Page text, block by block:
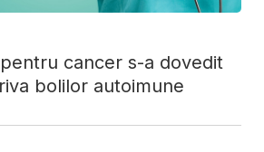
cancer s-a dovedit
bolilor autoimune